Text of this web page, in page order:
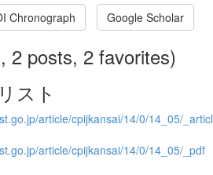
Chronograph Google Scholar
2 posts, 2 favorites)
スト
article/cpijkansai/14/0/14_05/
article/cpijkansai/14/0/14_05/_pdf